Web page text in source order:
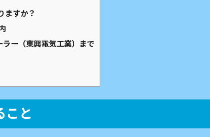
ますか？
ー（東興電気工業）まで
こと